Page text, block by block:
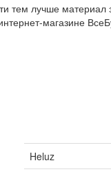
тем лучше
магазине
Heluz